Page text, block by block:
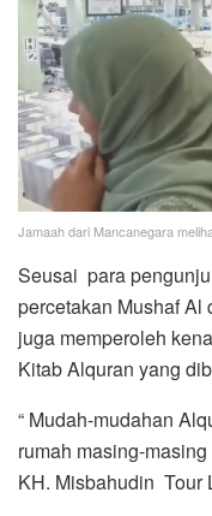
Jamaah dari Mancanegara
Seusai para
percetakan Mushaf Al
juga memperoleh
Kitab Alquran yang
“ Mudah-mudahan
rumah masing-
KH. Misbahudin Tour